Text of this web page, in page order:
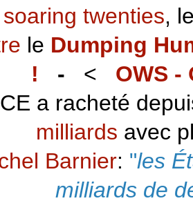
twenties,
le Dumping
! - < OWS -
a racheté
milliards avec
Barnier: "les
milliards de